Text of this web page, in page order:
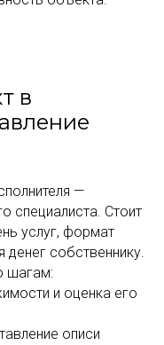
в
—
специалиста. Стоит
услуг, формат
денег собственнику.
шагам:
и оценка его
описи